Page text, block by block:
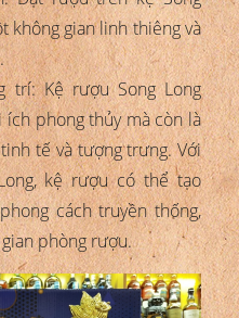
không gian linh thiêng và
trí: Kệ rượu Song Long
phong thủy mà còn là
tế và tượng trưng. Với
kệ rượu có thể tạo
cách truyền thống,
phòng rượu.